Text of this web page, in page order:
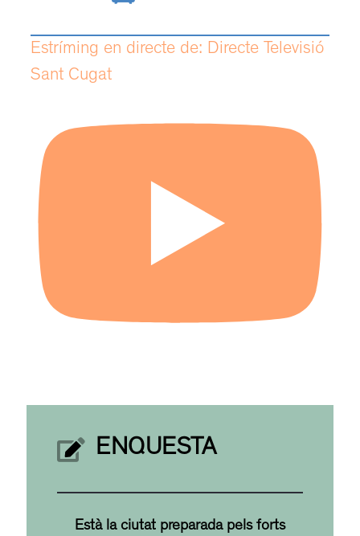
Estríming en directe de: Directe Televisió
Sant Cugat
ENQUESTA
Està la ciutat preparada pels forts